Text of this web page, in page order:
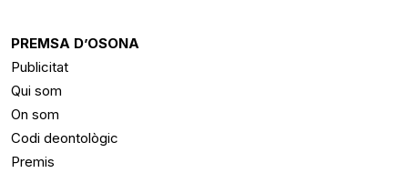
PREMSA D’OSONA
Publicitat
Qui som
On som
Codi deontològic
Premis